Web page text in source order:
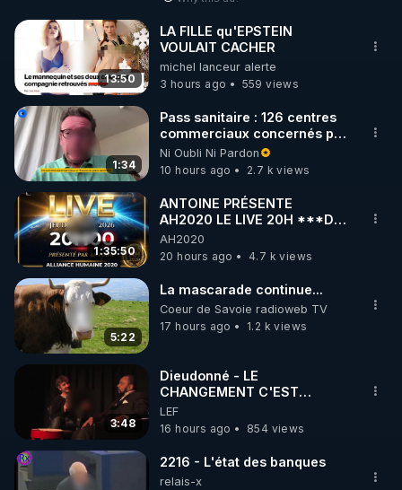
13:50
LA FILLE qu'EPSTEIN
VOULAIT CACHER
michel lanceur alerte
3 hours ago
559 views
1:34
Pass sanitaire : 126 centres
commerciaux concernés par
l'obligation dans toute la
France
Ni Oubli Ni Pardon
10 hours ago
2.7 k views
1:35:50
ANTOINE PRÉSENTE
AH2020 LE LIVE 20H ***DU
06/08/2026***
AH2020
20 hours ago
4.7 k views
5:22
La mascarade continue...
Coeur de Savoie radioweb TV
17 hours ago
1.2 k views
3:48
Dieudonné - LE
CHANGEMENT C'EST
MAINTENANT
LEF
16 hours ago
854 views
2216 - L'état des banques
relais-x